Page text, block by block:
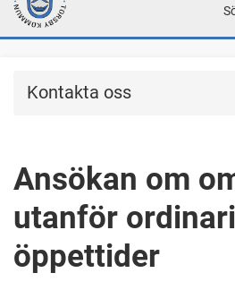
Kontakta oss
Ansökan om
utanför
öppettider